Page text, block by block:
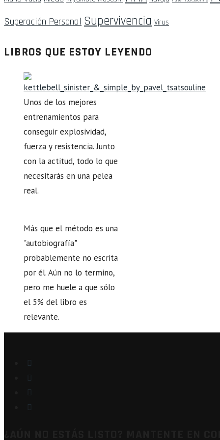
Superación Personal Supervivencia Virus
LIBROS QUE ESTOY LEYENDO
Unos de los mejores
entrenamientos para
conseguir explosividad,
fuerza y resistencia. Junto
con la actitud, todo lo que
necesitarás en una pelea
real.
Más que el método es una
"autobiografía"
probablemente no escrita
por él. Aún no lo termino,
pero me huele a que sólo
el 5% del libro es
relevante.